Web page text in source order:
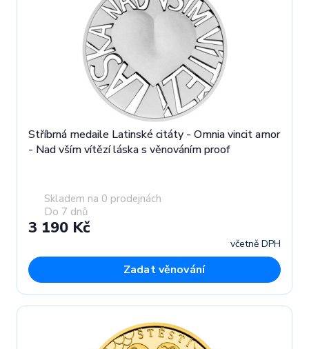
Stříbrná medaile Latinské citáty - Omnia vincit amor
- Nad vším vítězí láska s věnováním proof
Skladem na 0 prodejnách
Do 7 dnů
3 190 Kč
včetně DPH
Zadat věnování